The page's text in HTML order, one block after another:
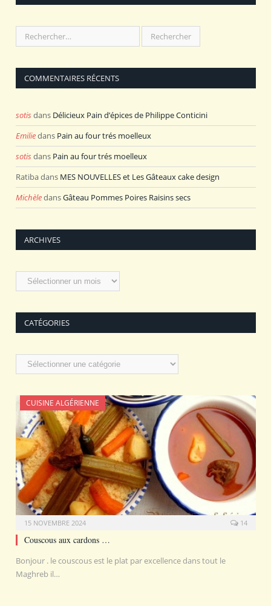
COMMENTAIRES RÉCENTS
sotis dans Délicieux Pain d’épices de Philippe Conticini
Emiliedans Pain au four trés moelleux
sotis dans Pain au four trés moelleux
Ratibadans MES NOUVELLES et Les Gâteaux cake design
MichèledansGâteau Pommes Poires Raisins secs
ARCHIVES
Archives
CATÉGORIES
Catégories
CUISINE ALGÉRIENNE
15 NOVEMBRE 2024 14
Couscous aux cardons …
Bonjour . le couscous est le plat par excellence dans tout le
Maghreb il…